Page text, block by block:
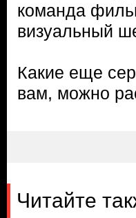
команда
визуальный
Какие еще
вам, можно
Читайте